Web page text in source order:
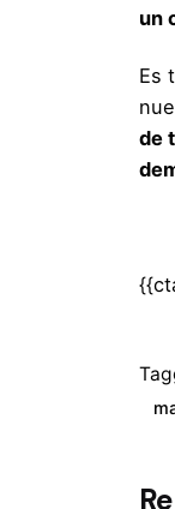
un
Es
de